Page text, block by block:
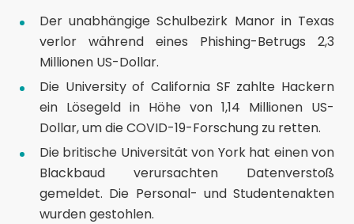
Der unabhängige Schulbezirk Manor in Texas
verlor während eines Phishing-Betrugs 2,3
Millionen US-Dollar.
Die University of California SF zahlte Hackern
ein Lösegeld in Höhe von 1,14 Millionen US-
Dollar, um die COVID-19-Forschung zu retten.
Die britische Universität von York hat einen von
Blackbaud verursachten Datenverstoß
gemeldet. Die Personal- und Studentenakten
wurden gestohlen.